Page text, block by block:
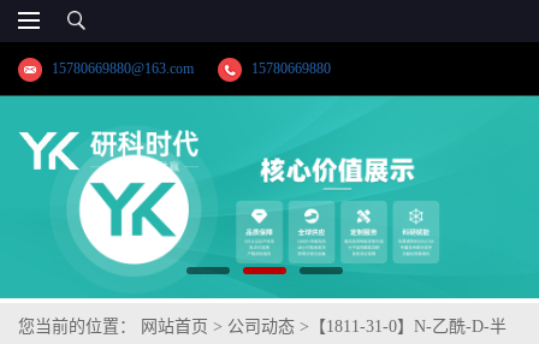
15780669880@163.com 15780669880
您当前的位置： 网站首页 > 公司动态 > 【1811-31-0】N-乙酰-D-半